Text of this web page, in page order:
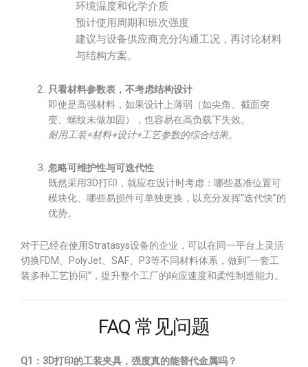
环境温度和化学介质
预计使用周期和班次强度
建议与设备供应商充分沟通工况，再讨论材料
与结构方案。
只看材料参数表，不考虑结构设计
即使是高强材料，如果设计上薄弱（如尖角、截面突
变、螺纹未做加固），也容易在高负载下失效。
耐用工装=材料+设计+工艺参数的综合结果。
忽略可维护性与可迭代性
既然采用3D打印，就应在设计时考虑：哪些基准位置可
模块化、哪些易损件可单独更换，以充分发挥“迭代快”的
优势。
对于已经在使用Stratasys设备的企业，可以在同一平台上灵活
切换FDM、PolyJet、SAF、P3等不同材料体系，做到“一套工
装多种工艺协同”，提升整个工厂的响应速度和柔性制造能力。
FAQ 常见问题
Q1：3D打印的工装夹具，强度真的能替代金属吗？